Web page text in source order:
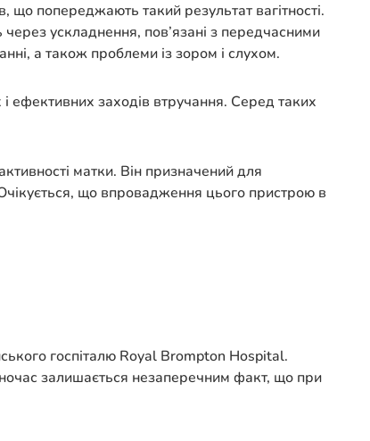
що попереджають такий результат вагітності.
ускладнення, пов’язані з передчасними
а також проблеми із зором і слухом.
ефективних заходів втручання. Серед таких
матки. Він призначений для
що впровадження цього пристрою в
госпіталю Royal Brompton Hospital.
залишається незаперечним факт, що при